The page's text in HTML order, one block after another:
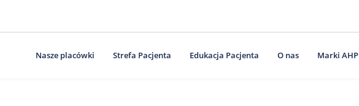
Nasze placówki Strefa Pacjenta Edukacja Pacjenta O nas Marki AHP